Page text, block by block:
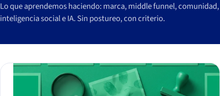
Lo que aprendemos haciendo: marca, middle funnel, comunidad,
inteligencia social e IA. Sin postureo, con criterio.